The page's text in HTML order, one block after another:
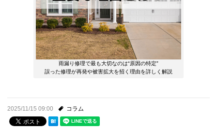
雨漏り修理で最も大切なのは“原因の特定”
誤った修理が再発や被害拡大を招く理由を詳しく解説
2025/11/15 09:00 コラム